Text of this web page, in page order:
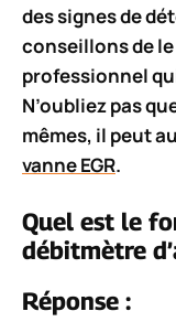
des signes de
conseillons de
professionnel
N’oubliez pas
mêmes, il peut
vanne EGR.
Quel est le
débitmètre
Réponse :